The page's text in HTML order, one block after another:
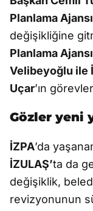
Planlama
değişikliğine
Planlama
Velibeyoğlu ile
Uçar’ın
Gözler yeni
İZPA’da
İZULAŞ’ta da
değişiklik,
revizyonunun